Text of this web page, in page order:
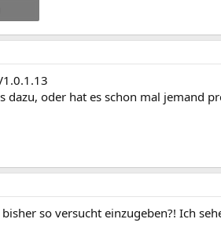
dazu, oder hat es schon mal jemand
so versucht einzugeben?! Ich